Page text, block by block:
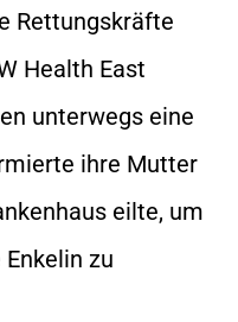
Rettungskräfte
Health East
unterwegs eine
ihre Mutter
eilte, um
zu